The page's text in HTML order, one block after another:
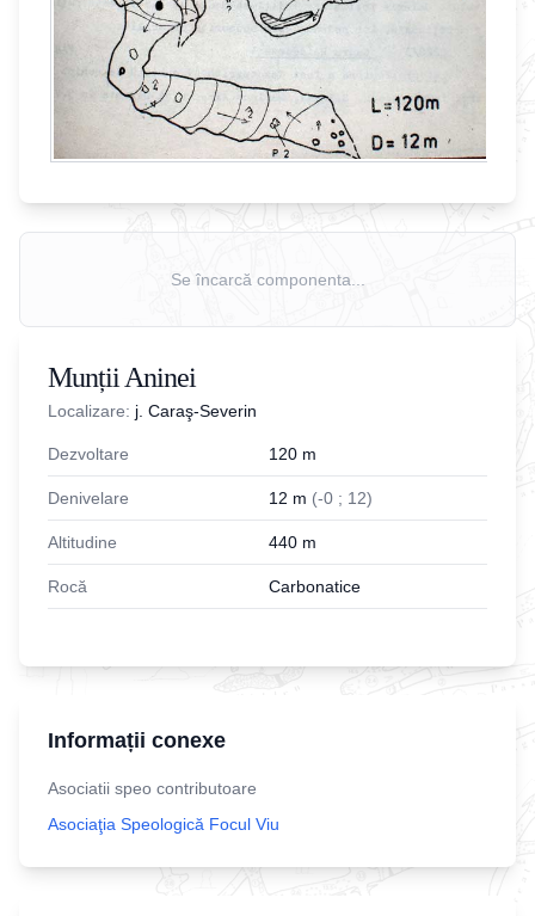
Se încarcă componenta...
Munții Aninei
Localizare: j. Caraş-Severin
Dezvoltare 120 m
Denivelare 12 m (-0 ; 12)
Altitudine 440 m
Rocă Carbonatice
Informații conexe
Asociatii speo contributoare
Asociaţia Speologică Focul Viu